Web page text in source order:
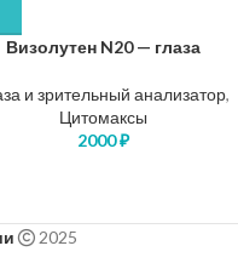
Визолутен N20 — глаза
и зрительный анализатор,
Цитомаксы
2000₽
2025